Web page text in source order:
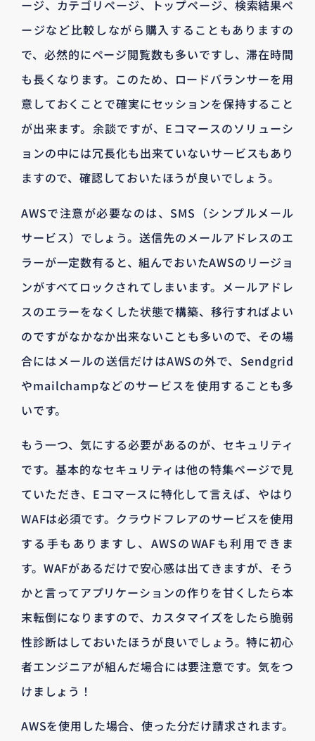
ージ、カテゴリページ、トップページ、検索結果ペ
ージなど比較しながら購入することもありますの
で、必然的にページ閲覧数も多いですし、滞在時間
も長くなります。このため、ロードバランサーを用
意しておくことで確実にセッションを保持すること
が出来ます。余談ですが、Eコマースのソリューシ
ョンの中には冗長化も出来ていないサービスもあり
ますので、確認しておいたほうが良いでしょう。
AWSで注意が必要なのは、SMS（シンプルメール
サービス）でしょう。送信先のメールアドレスのエ
ラーが一定数有ると、組んでおいたAWSのリージョ
ンがすべてロックされてしまいます。メールアドレ
スのエラーをなくした状態で構築、移行すればよい
のですがなかなか出来ないことも多いので、その場
合にはメールの送信だけはAWSの外で、Sendgrid
やmailchampなどのサービスを使用することも多
いです。
もう一つ、気にする必要があるのが、セキュリティ
です。基本的なセキュリティは他の特集ページで見
ていただき、Eコマースに特化して言えば、やはり
WAFは必須です。クラウドフレアのサービスを使用
する手もありますし、AWSのWAFも利用できま
す。WAFがあるだけで安心感は出てきますが、そう
かと言ってアプリケーションの作りを甘くしたら本
末転倒になりますので、カスタマイズをしたら脆弱
性診断はしておいたほうが良いでしょう。特に初心
者エンジニアが組んだ場合には要注意です。気をつ
けましょう！
AWSを使用した場合、使った分だけ請求されます。